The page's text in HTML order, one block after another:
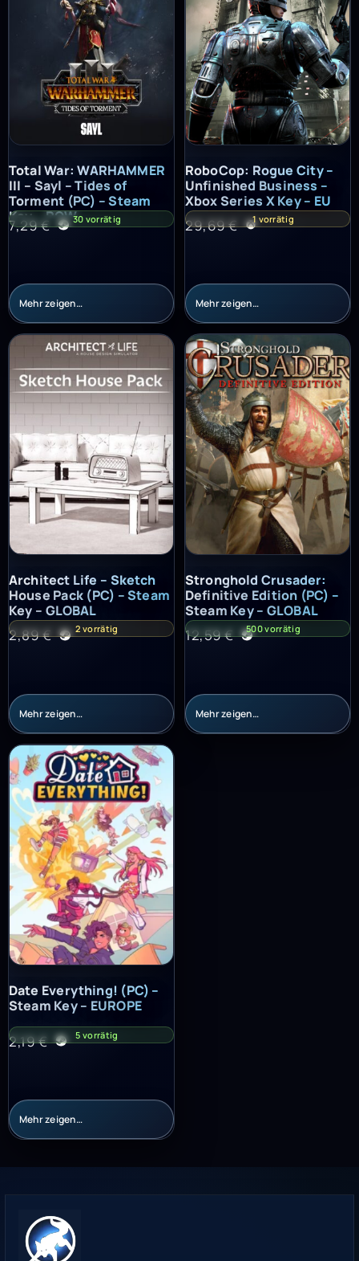
Total War: WARHAMMER III – Sayl – Tides of Torment (PC) –
Total War: WARHAMMER
III – Sayl – Tides of
Torment (PC) – Steam
Key – ROW
7,29€ 30 vorrätig
Mehr zeigen…
RoboCop: Rogue City –
RoboCop: Rogue City –
Unfinished Business –
Xbox Series X Key – EU
29,69€ 1 vorrätig
Mehr zeigen…
Architect Life – Sketch House Pack (PC) – Steam Key – GLOBAL
Architect Life – Sketch
House Pack (PC) – Steam
Key – GLOBAL
2,89€ 2 vorrätig
Mehr zeigen…
Stronghold Crusader: Definitive
Stronghold Crusader:
Definitive Edition (PC) –
Steam Key – GLOBAL
12,59€ 500 vorrätig
Mehr zeigen…
Date Everything! (PC) – Steam Key – EUROPE
Date Everything! (PC) –
Steam Key – EUROPE
2,19€ 5 vorrätig
Mehr zeigen…